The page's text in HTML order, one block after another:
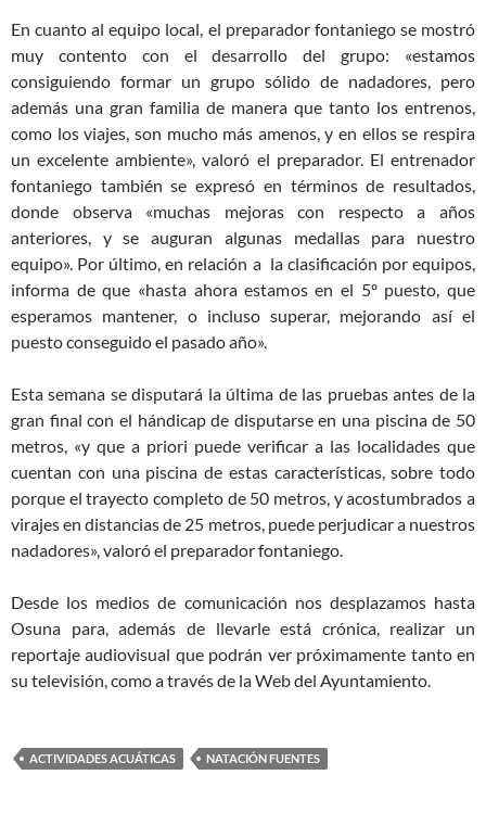
En cuanto al equipo local, el preparador fontaniego se mostró
muy contento con el desarrollo del grupo: «estamos
consiguiendo formar un grupo sólido de nadadores, pero
además una gran familia de manera que tanto los entrenos,
como los viajes, son mucho más amenos, y en ellos se respira
un excelente ambiente», valoró el preparador. El entrenador
fontaniego también se expresó en términos de resultados,
donde observa «muchas mejoras con respecto a años
anteriores, y se auguran algunas medallas para nuestro
equipo». Por último, en relación a la clasificación por equipos,
informa de que «hasta ahora estamos en el 5º puesto, que
esperamos mantener, o incluso superar, mejorando así el
puesto conseguido el pasado año».
Esta semana se disputará la última de las pruebas antes de la
gran final con el hándicap de disputarse en una piscina de 50
metros, «y que a priori puede verificar a las localidades que
cuentan con una piscina de estas características, sobre todo
porque el trayecto completo de 50 metros, y acostumbrados a
virajes en distancias de 25 metros, puede perjudicar a nuestros
nadadores», valoró el preparador fontaniego.
Desde los medios de comunicación nos desplazamos hasta
Osuna para, además de llevarle está crónica, realizar un
reportaje audiovisual que podrán ver próximamente tanto en
su televisión, como a través de la Web del Ayuntamiento.
ACTIVIDADES ACUÁTICAS NATACIÓN FUENTES